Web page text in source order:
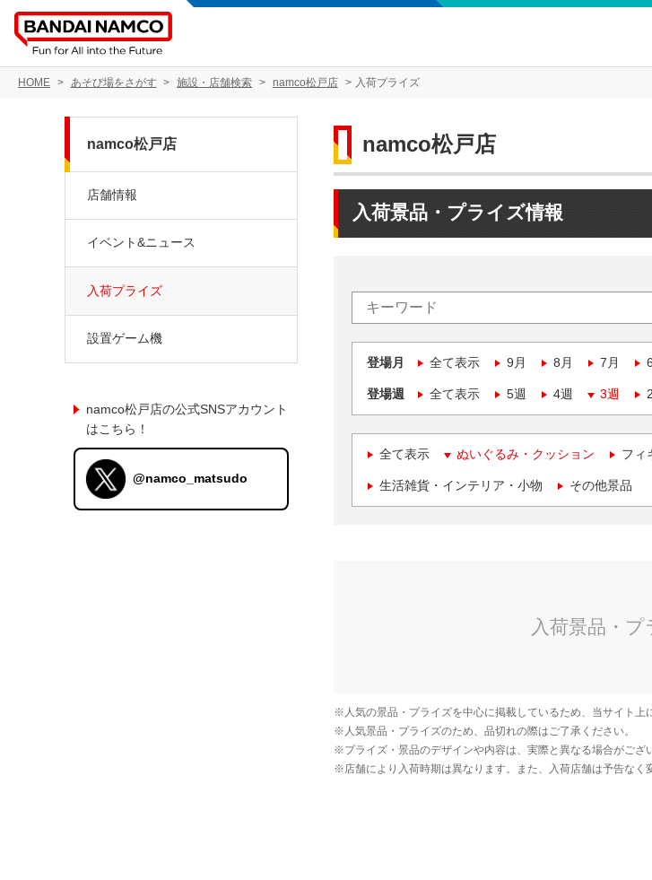
HOME あそび場をさがす 施設・店舗検索 namco松戸店 入荷プライズ
namco松戸店
入荷景品・プライズ情報
登場月 全て表示 9月 8月 7月
登場週 全て表示 5週 4週 3週
全て表示 ぬいぐるみ・クッション フィ
生活雑貨・インテリア・小物 その他景品
namco松戸店
店舗情報
イベント&ニュース
入荷プライズ
設置ゲーム機
namco松戸店の公式SNSアカウント
はこちら！
@namco_matsudo